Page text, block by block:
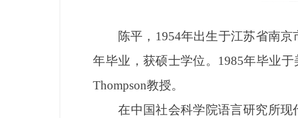
陈平， 1954年出生于江苏省南
年毕业，获硕士学位。1985年毕业
Thompson教授。
在中国社会科学院语言研究所现